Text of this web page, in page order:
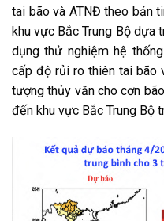
tai bão và ATNĐ theo bản
khu vực Bắc Trung Bộ dựa
dụng thử nghiệm hệ
cấp độ rủi ro thiên tai bão
tượng thủy văn cho cơn
đến khu vực Bắc Trung Bộ